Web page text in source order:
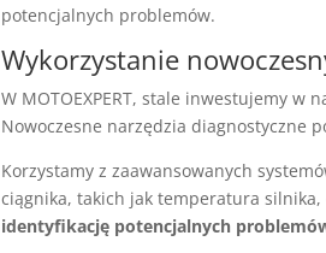
potencjalnych problemów.
Wykorzystanie
W MOTOEXPERT, stale inwestujemy w
Nowoczesne narzędzia diagnostyczne
Korzystamy z zaawansowanych
ciągnika, takich jak temperatura
identyfikację potencjalnych